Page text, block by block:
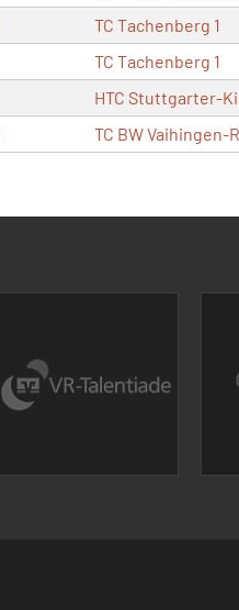
TC Tachenberg 1
TC Tachenberg 1
HTC Stuttgarter-
TC BW Vaihingen-